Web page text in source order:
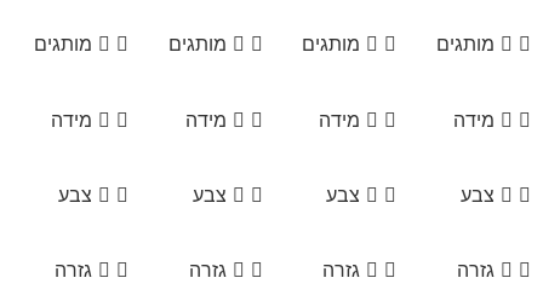
מותגים
מידה
צבע
גזרה
מותגים
מידה
צבע
גזרה
מותגים
מידה
צבע
גזרה
מותגים
מידה
צבע
גזרה